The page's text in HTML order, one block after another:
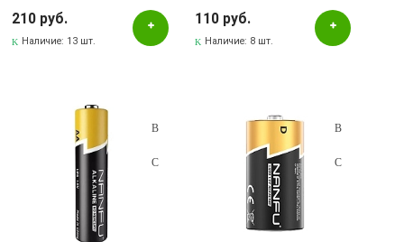
Серый
Camelion
Crazypower
210 руб.
Наличие: 13 шт.
110 руб.
Наличие: 8 шт.